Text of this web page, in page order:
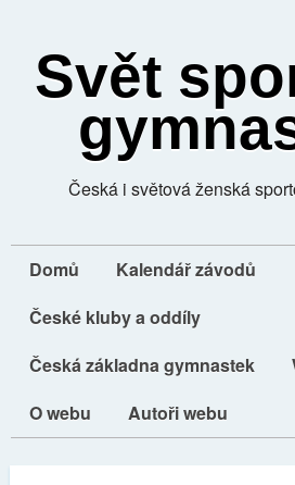
Svět
Česká i světová ženská
Domů
Kalendář závodů
České kluby a oddíly
Česká základna gymnastek
O webu
Autoři webu